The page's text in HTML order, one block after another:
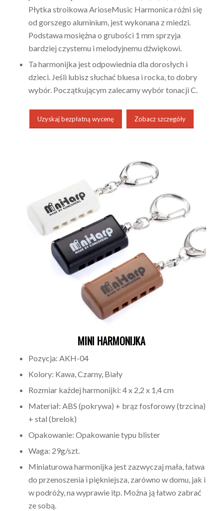
Płytka stroikowa ArioseMusic Harmonica różni się
od gorszego aluminium, jest wykonana z miedzi.
Podstawa mosiężna o grubości 1 mm sprzyja
bardziej czystemu i melodyjnemu dźwiękowi.
Ta harmonijka jest odpowiednia dla dorosłych i
dzieci. Jeśli lubisz słuchać bluesa i rocka, to dobry
wybór. Początkującym zalecamy wybór tonacji C.
Uzyskaj bezpłatną wycenę Zobacz szczegóły
MINI HARMONIJKA
Pozycja: AKH-04
Kolory: Kawa, Czarny, Biały
Rozmiar każdej harmonijki: 4 x 2,2 x 1,4 cm
Materiał: ABS (pokrywa) + brąz fosforowy (trzcina)
+ stal (brelok)
Opakowanie: Opakowanie typu blister
Waga: 29g/szt.
Miniaturowa harmonijka jest zazwyczaj mała, łatwa
do przenoszenia i piękniejsza, zarówno w domu, jak i
w podróży, na wyprawie itp. Można ją łatwo zabrać
ze sobą.